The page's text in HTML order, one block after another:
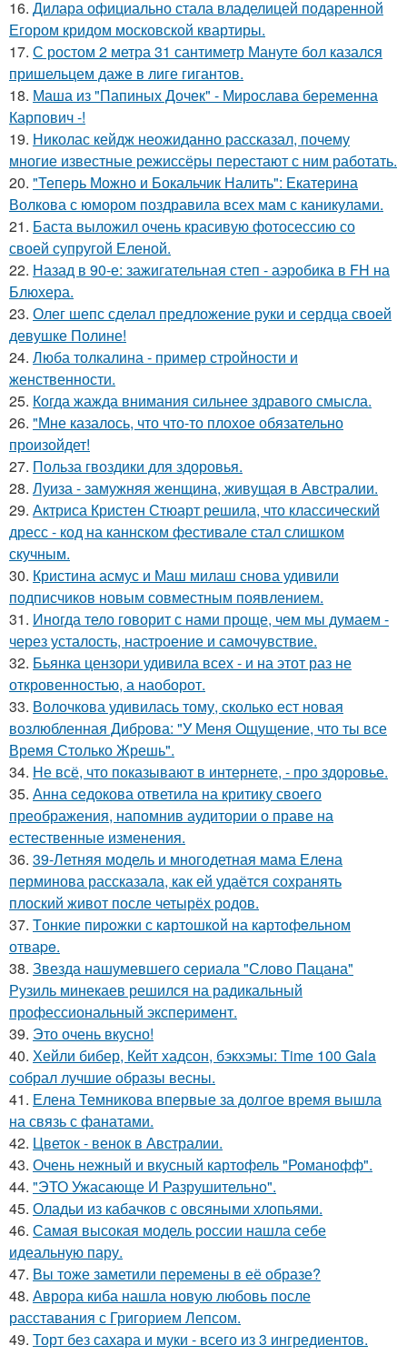
16. Дилара официально стала владелицей подаренной
Егором кридом московской квартиры.
17. С ростом 2 метра 31 сантиметр Мануте бол казался
пришельцем даже в лиге гигантов.
18. Маша из "Папиных Дочек" - Мирослава беременна
Карпович -!
19. Николас кейдж неожиданно рассказал, почему
многие известные режиссёры перестают с ним работать.
20. "Теперь Можно и Бокальчик Налить": Екатерина
Волкова с юмором поздравила всех мам с каникулами.
21. Баста выложил очень красивую фотосессию со
своей супругой Еленой.
22. Назад в 90-е: зажигательная степ - аэробика в FH на
Блюхера.
23. Олег шепс сделал предложение руки и сердца своей
девушке Полине!
24. Люба толкалина - пример стройности и
женственности.
25. Когда жажда внимания сильнее здравого смысла.
26. "Мне казалось, что что-то плохое обязательно
произойдет!
27. Польза гвоздики для здоровья.
28. Луиза - замужняя женщина, живущая в Австралии.
29. Актриса Кристен Стюарт решила, что классический
дресс - код на каннском фестивале стал слишком
скучным.
30. Кристина асмус и Маш милаш снова удивили
подписчиков новым совместным появлением.
31. Иногда тело говорит с нами проще, чем мы думаем -
через усталость, настроение и самочувствие.
32. Бьянка цензори удивила всех - и на этот раз не
откровенностью, а наоборот.
33. Волочкова удивилась тому, сколько ест новая
возлюбленная Диброва: "У Меня Ощущение, что ты все
Время Столько Жрешь".
34. Не всё, что показывают в интернете, - про здоровье.
35. Анна седокова ответила на критику своего
преображения, напомнив аудитории о праве на
естественные изменения.
36. 39-Летняя модель и многодетная мама Елена
перминова рассказала, как ей удаётся сохранять
плоский живот после четырёх родов.
37. Tонкие пиpoжки с кaртoшкoй на картoфeльном
отваpe.
38. Звезда нашумевшего сериала "Слово Пацана"
Рузиль минекаев решился на радикальный
профессиональный эксперимент.
39. Это очень вкусно!
40. Хейли бибер, Кейт хадсон, бэкхэмы: Time 100 Gala
собрал лучшие образы весны.
41. Елена Темникова впервые за долгое время вышла
на связь с фанатами.
42. Цветок - венок в Австралии.
43. Очень нежный и вкусный картофель "Романофф".
44. "ЭТО Ужасающе И Разрушительно".
45. Оладьи из кабачков с овсяными хлопьями.
46. Самая высокая модель россии нашла себе
идеальную пару.
47. Вы тоже заметили перемены в её образе?
48. Аврора киба нашла новую любовь после
расставания с Григорием Лепсом.
49. Торт без сахара и муки - всего из 3 ингредиентов.